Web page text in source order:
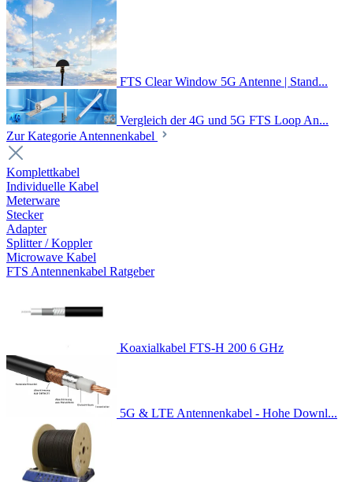
FTS Clear Window 5G Antenne | Stand...
Vergleich der 4G und 5G FTS Loop An...
Zur Kategorie Antennenkabel
Komplettkabel
Individuelle Kabel
Meterware
Stecker
Adapter
Splitter / Koppler
Microwave Kabel
FTS Antennenkabel Ratgeber
Koaxialkabel FTS-H 200 6 GHz
5G & LTE Antennenkabel - Hohe Downl...